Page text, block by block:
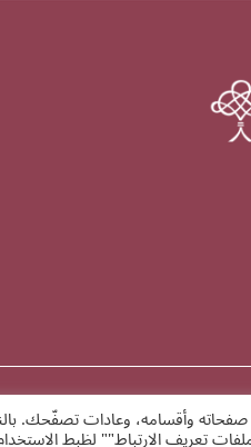
وأقسامه، وعادات تصفّحك.
تعريف الارتباط"" لظبط